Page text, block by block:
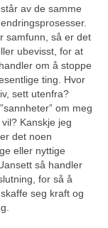
av de samme
samfunn, så er det
ubevisst, for at
om å stoppe
ting. Hvor
sett utenfra?
om meg
Kanskje jeg
det noen
eller nyttige
så handler
for så å
seg kraft og